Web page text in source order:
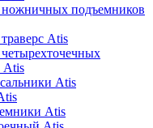
ножничных подъемников
Atis
Atis
Atis
Atis